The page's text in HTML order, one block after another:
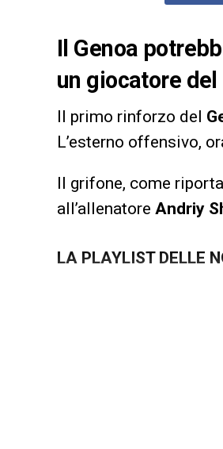
Il Genoa
un giocatore
Il primo rinforzo del
L’esterno offensivo,
Il grifone, come
all’allenatore Andriy
LA PLAYLIST DELLE